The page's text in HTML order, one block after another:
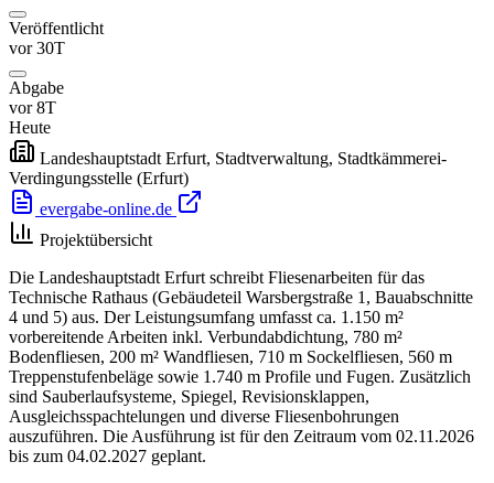
Veröffentlicht
vor 30T
Abgabe
vor 8T
Heute
Landeshauptstadt Erfurt, Stadtverwaltung, Stadtkämmerei-
Verdingungsstelle (Erfurt)
evergabe-online.de
Projektübersicht
Die Landeshauptstadt Erfurt schreibt Fliesenarbeiten für das
Technische Rathaus (Gebäudeteil Warsbergstraße 1, Bauabschnitte
4 und 5) aus. Der Leistungsumfang umfasst ca. 1.150 m²
vorbereitende Arbeiten inkl. Verbundabdichtung, 780 m²
Bodenfliesen, 200 m² Wandfliesen, 710 m Sockelfliesen, 560 m
Treppenstufenbeläge sowie 1.740 m Profile und Fugen. Zusätzlich
sind Sauberlaufsysteme, Spiegel, Revisionsklappen,
Ausgleichsspachtelungen und diverse Fliesenbohrungen
auszuführen. Die Ausführung ist für den Zeitraum vom 02.11.2026
bis zum 04.02.2027 geplant.